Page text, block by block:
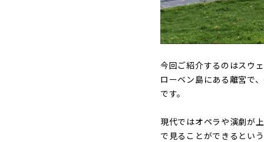
今回ご紹介するのはスウ
ローベン島にある離宮で
です。
現代ではオペラや演劇が
で見ることができるとい